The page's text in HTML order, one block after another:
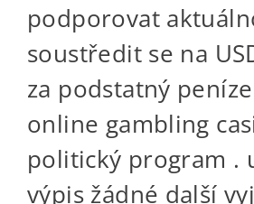
podporovat
soustředit se na
za podstatný
online gambling
politický program .
výpis žádné další